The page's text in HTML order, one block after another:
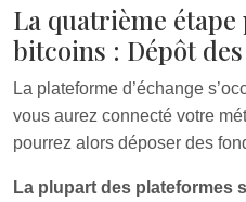
La quatrième
bitcoins : Dépôt
La plateforme d’échange
vous aurez connecté votre
pourrez alors déposer des
La plupart des plateformes